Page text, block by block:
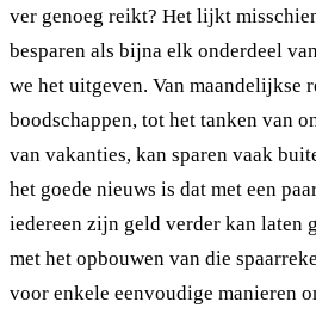
ver genoeg reikt? Het lijkt
besparen als bijna elk onderdeel
we het uitgeven. Van maandelijkse
boodschappen, tot het tanken van
van vakanties, kan sparen vaak
het goede nieuws is dat met een
iedereen zijn geld verder kan laten
met het opbouwen van die
voor enkele eenvoudige manieren